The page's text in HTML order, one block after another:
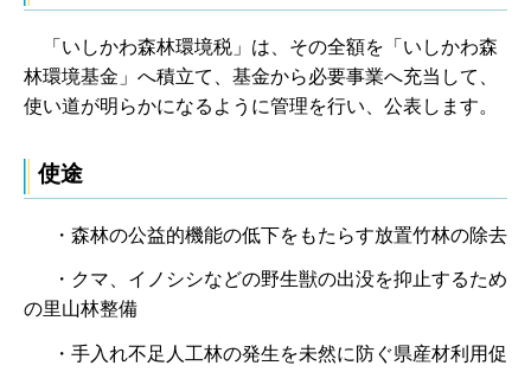
「いしかわ森林環境税」は、その全額を「いしかわ森
林環境基金」へ積立て、基金から必要事業へ充当して、
使い道が明らかになるように管理を行い、公表します。
使途
・森林の公益的機能の低下をもたらす放置竹林の除去
・クマ、イノシシなどの野生獣の出没を抑止するため
の里山林整備
・手入れ不足人工林の発生を未然に防ぐ県産材利用促